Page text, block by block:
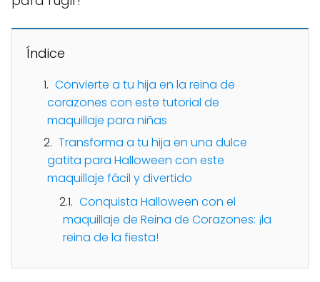
Índice
Convierte a tu hija en la reina de
corazones con este tutorial de
maquillaje para niñas
Transforma a tu hija en una dulce
gatita para Halloween con este
maquillaje fácil y divertido
Conquista Halloween con el
maquillaje de Reina de Corazones: ¡la
reina de la fiesta!